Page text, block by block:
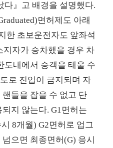
다』고 배경을 설명했다.
면허제도 아래
한 초보운전자도 앞좌석
지자가 승차했을 경우 차
도내에서 승객을 태울 수
로 진입이 금지되며 자
들을 잡을 수 없고 단
지 않는다. G1면허는
8개월) G2면허로 업그
으면 최종면허(G) 응시